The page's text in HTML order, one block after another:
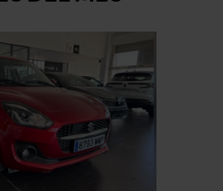
nuestro servicio Renault minuto,
de un montón de ventajas, como
o presupuesto en menos de
centros encontraras a tu